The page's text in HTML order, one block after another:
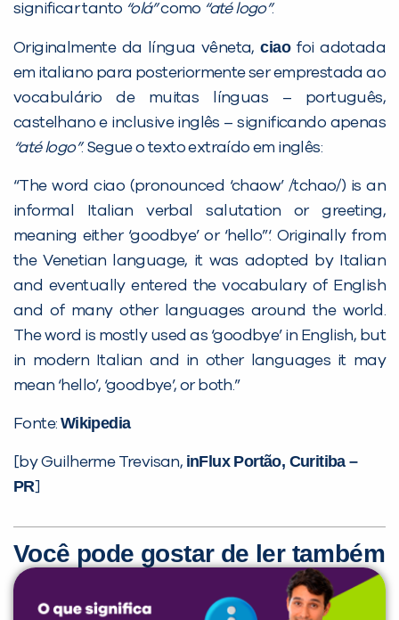
significar tanto “olá”como “até logo”.
Originalmente da língua vêneta,ciaofoi adotada
em italiano para posteriormente ser emprestada ao
vocabulário de muitas línguas – português,
castelhano e inclusive inglês – significando apenas
“até logo”. Segue o texto extraído em inglês:
“The word ciao (pronounced ‘chaow’ /tchao/) is an
informal Italian verbal salutation or greeting,
meaning either ‘goodbye’ or ‘hello”‘. Originally from
the Venetian language, it was adopted by Italian
and eventually entered the vocabulary of English
and of many other languages around the world.
The word is mostly used as ‘goodbye’ in English, but
in modern Italian and in other languages it may
mean ‘hello’, ‘goodbye’, or both.”
Fonte: Wikipedia
[by Guilherme Trevisan, inFlux Portão, Curitiba –
PR]
Você pode gostar de ler também
Preencha com seus dados abaixo e
já vamos te colocar em contato
com a